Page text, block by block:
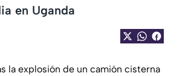
en Uganda
la explosión de un camión cisterna